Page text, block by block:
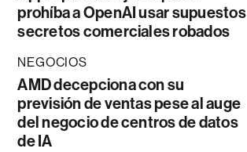
prohíba a OpenAI usar supuestos
secretos comerciales robados
NEGOCIOS
AMD decepciona con su
previsión de ventas pese al auge
del negocio de centros de datos
de IA